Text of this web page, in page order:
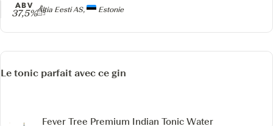
Producteur
Altia Eesti AS, Estonie
ABV
37,5%
Le tonic parfait avec ce gin
Fever Tree Premium Indian Tonic Water